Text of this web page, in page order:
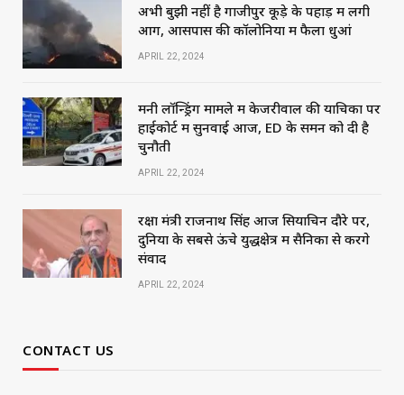
अभी बुझी नहीं है गाजीपुर कूड़े के पहाड़ में लगी
आग, आसपास की कॉलोनियों में फैला धुआं
APRIL 22, 2024
मनी लॉन्ड्रिंग मामले में केजरीवाल की याचिका पर
हाईकोर्ट में सुनवाई आज, ED के समन को दी है
चुनौती
APRIL 22, 2024
रक्षा मंत्री राजनाथ सिंह आज सियाचिन दौरे पर,
दुनिया के सबसे ऊंचे युद्धक्षेत्र में सैनिकों से करेंगे
संवाद
APRIL 22, 2024
CONTACT US